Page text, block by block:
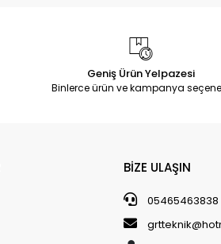
Geniş Ürün Yelpazesi
Binlerce ürün ve kampanya
BİZE ULAŞIN
05465463838